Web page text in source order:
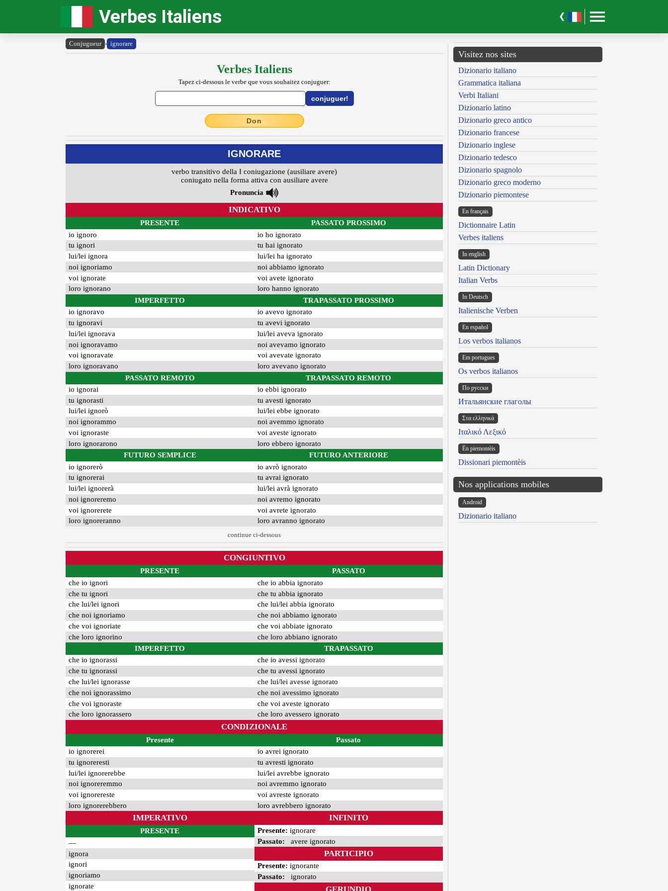
Verbes Italiens
Conjugueur › ignorare
Verbes Italiens
Tapez ci-dessous le verbe que vous souhaitez conjuguer:
Don
IGNORARE
verbo transitivo della I coniugazione (ausiliare avere)
coniugato nella forma attiva con ausiliare avere
Pronuncia
INDICATIVO
PRESENTE
io ignoro
tu ignori
lui/lei ignora
noi ignoriamo
voi ignorate
loro ignorano
IMPERFETTO
io ignoravo
tu ignoravi
lui/lei ignorava
noi ignoravamo
voi ignoravate
loro ignoravano
PASSATO REMOTO
io ignorai
tu ignorasti
lui/lei ignorò
noi ignorammo
voi ignoraste
loro ignorarono
FUTURO SEMPLICE
io ignorerò
tu ignorerai
lui/lei ignorerà
noi ignoreremo
voi ignorerete
loro ignoreranno
PASSATO PROSSIMO
io ho ignorato
tu hai ignorato
lui/lei ha ignorato
noi abbiamo ignorato
voi avete ignorato
loro hanno ignorato
TRAPASSATO PROSSIMO
io avevo ignorato
tu avevi ignorato
lui/lei aveva ignorato
noi avevamo ignorato
voi avevate ignorato
loro avevano ignorato
TRAPASSATO REMOTO
io ebbi ignorato
tu avesti ignorato
lui/lei ebbe ignorato
noi avemmo ignorato
voi aveste ignorato
loro ebbero ignorato
FUTURO ANTERIORE
io avrò ignorato
tu avrai ignorato
lui/lei avrà ignorato
noi avremo ignorato
voi avrete ignorato
loro avranno ignorato
continue ci-dessous
CONGIUNTIVO
PRESENTE
che io ignori
che tu ignori
che lui/lei ignori
che noi ignoriamo
che voi ignoriate
che loro ignorino
IMPERFETTO
che io ignorassi
che tu ignorassi
che lui/lei ignorasse
che noi ignorassimo
che voi ignoraste
che loro ignorassero
PASSATO
che io abbia ignorato
che tu abbia ignorato
che lui/lei abbia ignorato
che noi abbiamo ignorato
che voi abbiate ignorato
che loro abbiano ignorato
TRAPASSATO
che io avessi ignorato
che tu avessi ignorato
che lui/lei avesse ignorato
che noi avessimo ignorato
che voi aveste ignorato
che loro avessero ignorato
CONDIZIONALE
Presente
io ignorerei
tu ignoreresti
lui/lei ignorerebbe
noi ignoreremmo
voi ignorereste
loro ignorerebbero
Passato
io avrei ignorato
tu avresti ignorato
lui/lei avrebbe ignorato
noi avremmo ignorato
voi avreste ignorato
loro avrebbero ignorato
IMPERATIVO
PRESENTE
—
ignora
ignori
ignoriamo
ignorate
INFINITO
Presente: ignorare
Passato: avere ignorato
PARTICIPIO
Presente: ignorante
Passato: ignorato
GERUNDIO
Visitez nos sites
Dizionario italiano
Grammatica italiana
Verbi Italiani
Dizionario latino
Dizionario greco antico
Dizionario francese
Dizionario inglese
Dizionario tedesco
Dizionario spagnolo
Dizionario greco moderno
Dizionario piemontese
En français
Dictionnaire Latin
Verbes italiens
In english
Latin Dictionary
Italian Verbs
In Deutsch
Italienische Verben
En español
Los verbos italianos
Em portugues
Os verbos italianos
По русски
Итальянские глаголы
Στα ελληνικά
Ιταλικό Λεξικό
Ën piemontèis
Dissionari piemontèis
Nos applications mobiles
Android
Dizionario italiano